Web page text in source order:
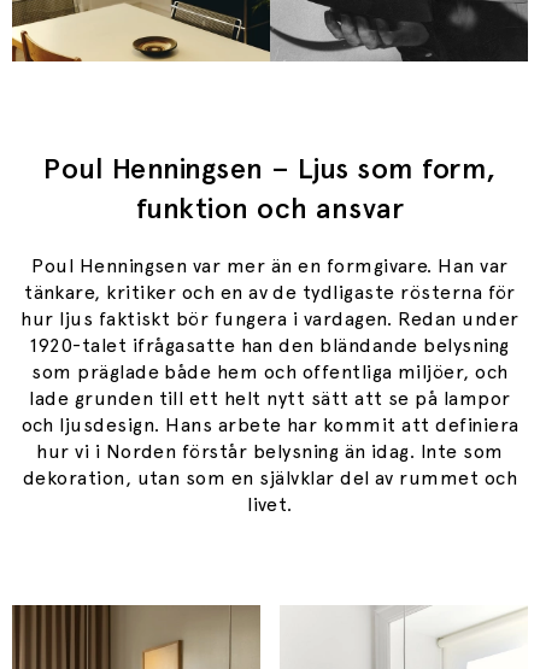
Poul Henningsen – Ljus som form,
funktion och ansvar
Poul Henningsen var mer än en formgivare. Han var
tänkare, kritiker och en av de tydligaste rösterna för
hur ljus faktiskt bör fungera i vardagen. Redan under
1920-talet ifrågasatte han den bländande belysning
som präglade både hem och offentliga miljöer, och
lade grunden till ett helt nytt sätt att se på lampor
och ljusdesign. Hans arbete har kommit att definiera
hur vi i Norden förstår belysning än idag. Inte som
dekoration, utan som en självklar del av rummet och
livet.